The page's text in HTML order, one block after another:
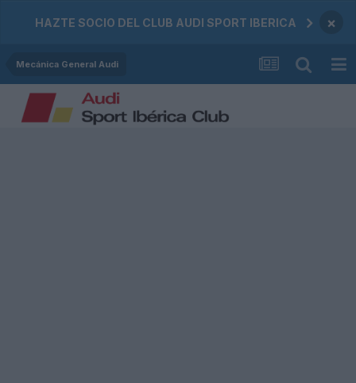
HAZTE SOCIO DEL CLUB AUDI SPORT IBERICA ×
Mecánica General Audi